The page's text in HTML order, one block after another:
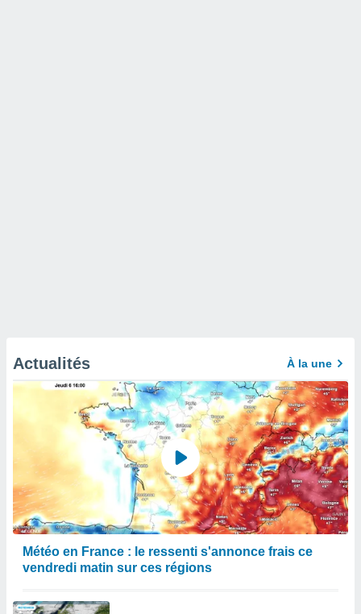
Actualités À la une
Météo en France : le ressenti s'annonce frais ce
vendredi matin sur ces régions